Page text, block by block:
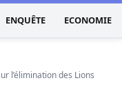
ENQUÊTE ECONOMIE
l’élimination des Lions